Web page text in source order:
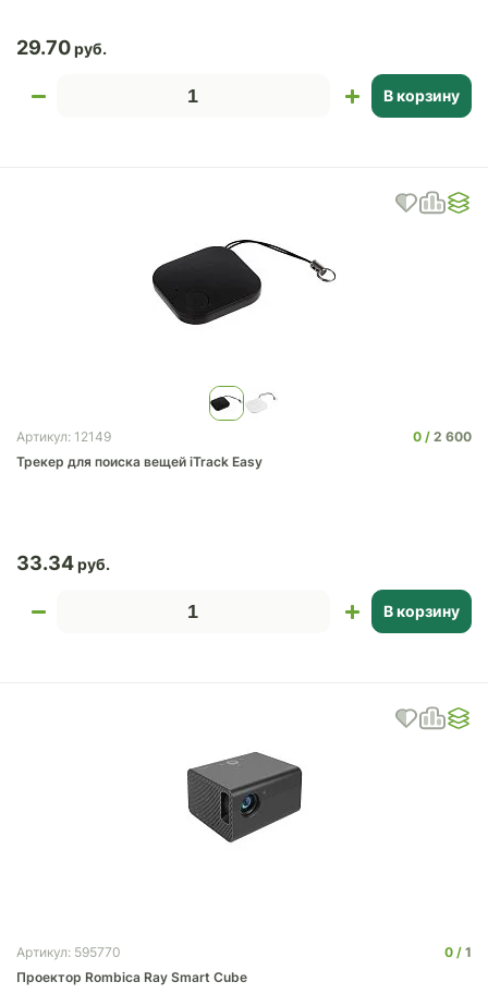
29.70
В корзину
Артикул: 12149 0
2 600
Трекер для поиска вещей iTrack Easy
33.34
В корзину
Артикул: 595770 0
1
Проектор Rombica Ray Smart Cube